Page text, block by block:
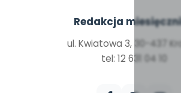
Redakcja
ul. Kwiatowa 3, 30-437
tel: 12 631 04 10